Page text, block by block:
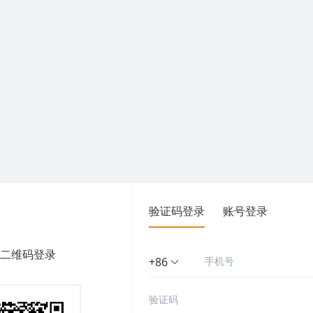
维码登录
验证码登录 账号登录
+86